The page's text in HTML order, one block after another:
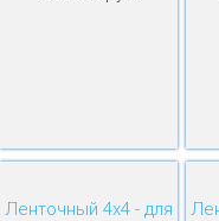
Ленточный 4х4 - для